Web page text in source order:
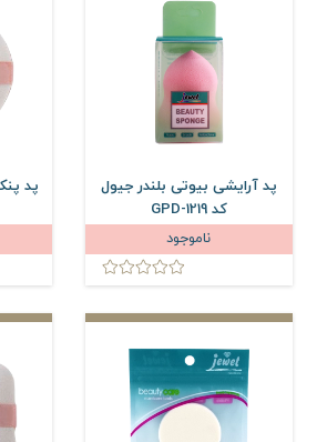
پد آرایشی بیوتی بلندر جیول
کد GPD-1219
ناموجود